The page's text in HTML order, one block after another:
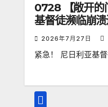
0728 【敞开的
基督徒濒临崩
2026年7月27日
紧急！ 尼日利亚基